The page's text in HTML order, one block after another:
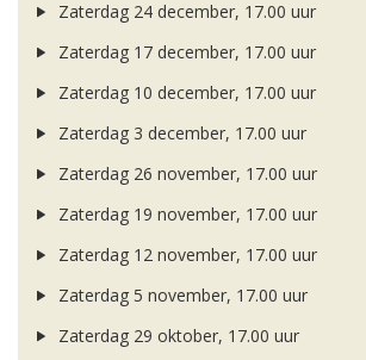
Zaterdag 24 december, 17.00 uur
Zaterdag 17 december, 17.00 uur
Zaterdag 10 december, 17.00 uur
Zaterdag 3 december, 17.00 uur
Zaterdag 26 november, 17.00 uur
Zaterdag 19 november, 17.00 uur
Zaterdag 12 november, 17.00 uur
Zaterdag 5 november, 17.00 uur
Zaterdag 29 oktober, 17.00 uur